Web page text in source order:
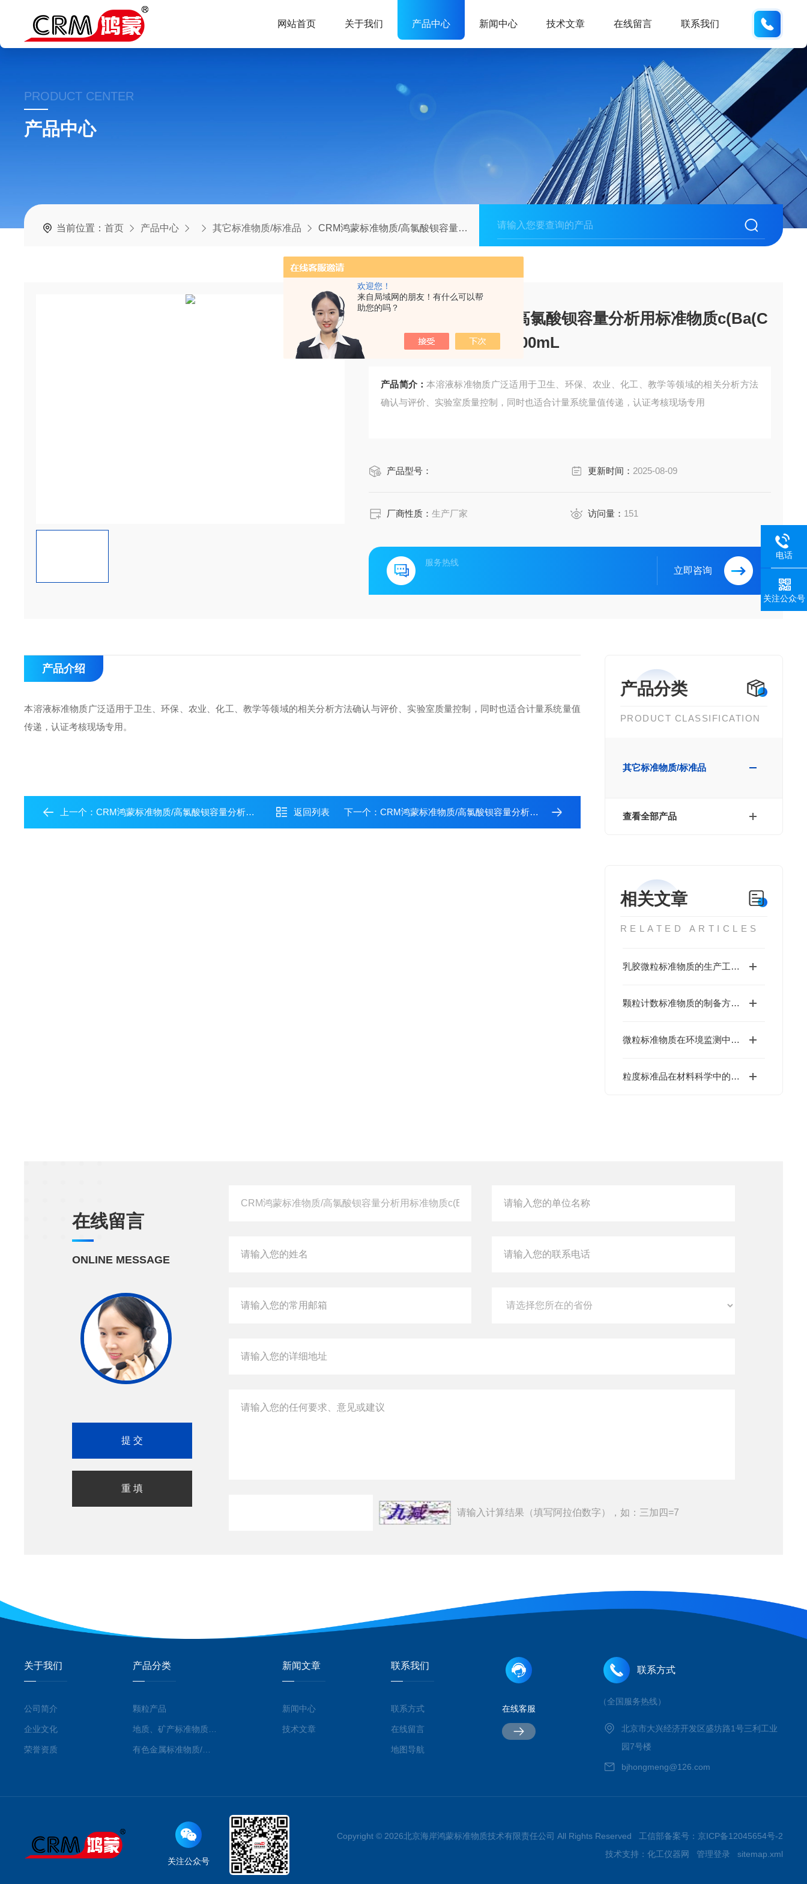
欢迎您！
来自局域网的朋友！有什么可以帮
助您的吗？
网站首页 关于我们 产品中心 新闻中心 技术文章 在线留言 联系我们
PRODUCT CENTER
产品中心
当前位置：首页 产品中心 其它标准物质/标准品 CRM鸿蒙标准物质/高氯酸钡容量分析用标准物质c(Ba(ClO4)2)：0.05mol/L500mL
CRM鸿蒙标准物质/高氯酸钡容量分析用标准物质c(Ba(C
lO4)2)：0.05mol/L500mL
产品简介：本溶液标准物质广泛适用于卫生、环保、农业、化工、教学等领域的相关分析方法
确认与评价、实验室质量控制，同时也适合计量系统量值传递，认证考核现场专用
产品型号： 更新时间： 2025-08-09
厂商性质：生产厂家 访问量： 151
服务热线
立即咨询
产品分类
PRODUCT CLASSIFICATION
其它标准物质/标准品
查看全部产品
相关文章
RELATED ARTICLES
乳胶微粒标准物质的生产工艺与优化
颗粒计数标准物质的制备方法与性能分析
微粒标准物质在环境监测中的应用
粒度标准品在材料科学中的重要性
产品介绍
本溶液标准物质广泛适用于卫生、环保、农业、化工、教学等领域的相关分析方法确认与评价、实验室质量控制，同时也适合计量系统量值
传递，认证考核现场专用。
上一个：CRM鸿蒙标准物质/高氯酸钡容量分析用标准物质c(Ba(ClO4)2)：0.1mol/L500mL 返回列表 下一个： CRM鸿蒙标准物质/高氯酸钡容量分析用标准物质c(Ba(ClO4)2)：0.01mol/L500mL
在线留言
ONLINE MESSAGE
请输入计算结果（填写阿拉伯数字），如：三加四=7
关于我们
公司简介
企业文化
荣誉资质
产品分类
颗粒产品
有色金属标准物质/标准品
新闻文章
新闻中心
技术文章
联系我们
联系方式
在线留言
地图导航
在线客服
联系方式
（全国服务热线）
北京市大兴经济开发区盛坊路1号三利工业
园7号楼
bjhongmeng@126.com
关注公众号
Copyright © 2026北京海岸鸿蒙标准物质技术有限责任公司 All Rights Reserved 工信部备案号： 京ICP备12045654号-2
技术支持： 化工仪器网 管理登录 sitemap.xml
电话
关注公众号